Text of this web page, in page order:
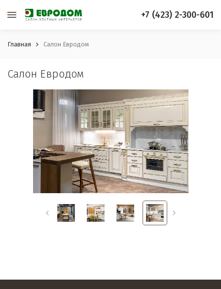
+7 (423) 2-300-601
Главная Салон Евродом
Салон Евродом